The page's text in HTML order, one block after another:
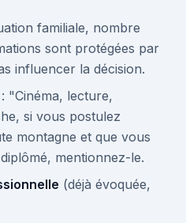
familiale, nombre
sont protégées par
influencer la décision.
: "Cinéma, lecture,
si vous postulez
montagne et que vous
mentionnez-le.
(déjà évoquée,